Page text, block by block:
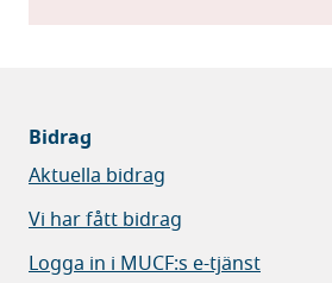
Bidrag
Aktuella bidrag
Vi har fått bidrag
Logga in i MUCF:s e-tjänst